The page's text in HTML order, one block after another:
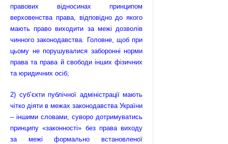
правових відносинах принципом
верховенства права, відповідно до якого
мають право виходити за межі дозволів
чинного законодавства. Головне, щоб при
цьому не порушувалися заборонні норми
права та права й свободи інших фізичних
та юридичних осіб;
2) суб’єкти публічної адміністрації мають
чітко діяти в межах законодавства України
– іншими словами, суворо дотримуватись
принципу «законності» без права виходу
за межі формально встановленої